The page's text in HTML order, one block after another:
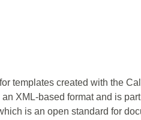
templates created with the
XML-based format and is
is an open standard for